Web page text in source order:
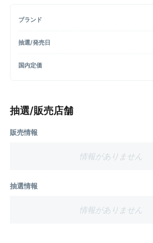
ブランド
抽選/発売日
国内定価
抽選/販売店舗
販売情報
情報がありません
抽選情報
情報がありません